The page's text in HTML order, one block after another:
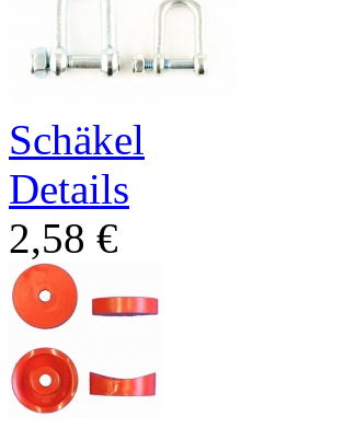
Schäkel
Details
2,58 €